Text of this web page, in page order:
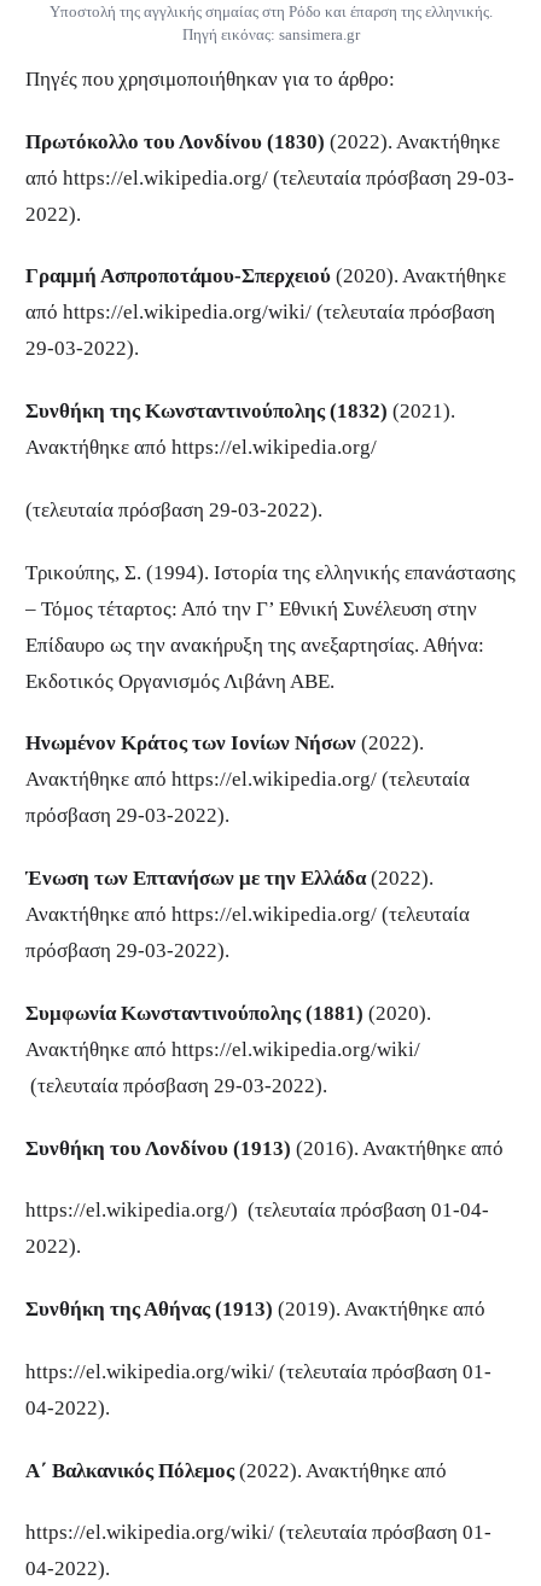
Υποστολή της αγγλικής σημαίας στη Ρόδο και έπαρση της ελληνικής.
Πηγή εικόνας: sansimera.gr
Πηγές που χρησιμοποιήθηκαν για το άρθρο:
Πρωτόκολλο του Λονδίνου (1830) (2022). Ανακτήθηκε
από https://el.wikipedia.org/ (τελευταία πρόσβαση 29-03-
2022).
Γραμμή Ασπροποτάμου-Σπερχειού (2020). Ανακτήθηκε
από https://el.wikipedia.org/wiki/ (τελευταία πρόσβαση
29-03-2022).
Συνθήκη της Κωνσταντινούπολης (1832) (2021).
Ανακτήθηκε από https://el.wikipedia.org/
(τελευταία πρόσβαση 29-03-2022).
Τρικούπης, Σ. (1994). Ιστορία της ελληνικής επανάστασης
– Τόμος τέταρτος: Από την Γ’ Εθνική Συνέλευση στην
Επίδαυρο ως την ανακήρυξη της ανεξαρτησίας. Αθήνα:
Εκδοτικός Οργανισμός Λιβάνη ΑΒΕ.
Ηνωμένον Κράτος των Ιονίων Νήσων (2022).
Ανακτήθηκε από https://el.wikipedia.org/ (τελευταία
πρόσβαση 29-03-2022).
Ένωση των Επτανήσων με την Ελλάδα(2022).
Ανακτήθηκε από https://el.wikipedia.org/ (τελευταία
πρόσβαση 29-03-2022).
Συμφωνία Κωνσταντινούπολης (1881) (2020).
Ανακτήθηκε από https://el.wikipedia.org/wiki/
(τελευταία πρόσβαση 29-03-2022).
Συνθήκη του Λονδίνου (1913) (2016). Ανακτήθηκε από
https://el.wikipedia.org/) (τελευταία πρόσβαση 01-04-
2022).
Συνθήκη της Αθήνας (1913) (2019). Ανακτήθηκε από
https://el.wikipedia.org/wiki/ (τελευταία πρόσβαση 01-
04-2022).
Α΄ Βαλκανικός Πόλεμος (2022). Ανακτήθηκε από
https://el.wikipedia.org/wiki/ (τελευταία πρόσβαση 01-
04-2022).